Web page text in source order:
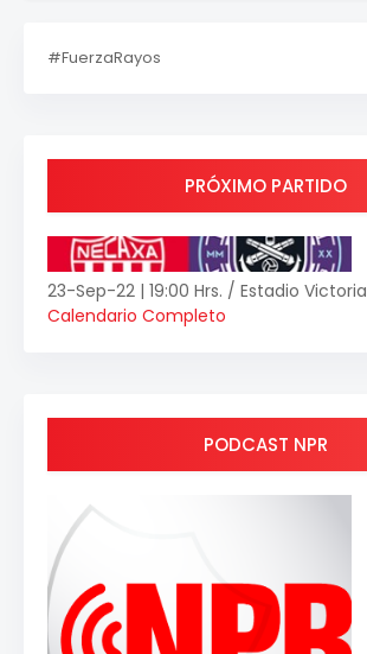
#FuerzaRayos
PRÓXIMO PARTIDO
23-Sep-22 | 19:00 Hrs. / Estadio Victoria
Calendario Completo
PODCAST NPR